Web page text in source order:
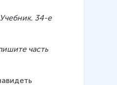
34-е
часть